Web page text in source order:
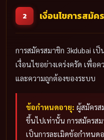
2 เงื่อนไขการสมั
การสมัครสมาชิก 3kdubai
เงื่อนไขอย่างเคร่งครัด เพื่อ
และความถูกต้องของระบบ
ข้อกำหนดอายุ: ผู้สมัครส
ขึ้นไปเท่านั้น การสมัครส
เป็นการละเมิดข้อกำหนด